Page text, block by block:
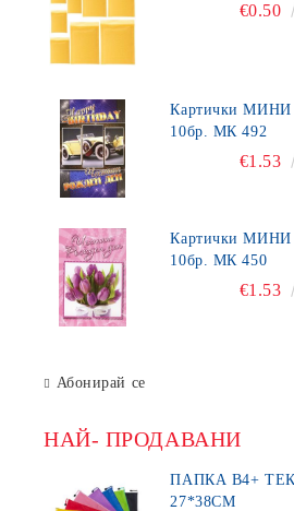
€0.50
Картички МИНИ ПЕНТАГРАМ К-
10бр. МК 492
€1.53
Картички МИНИ ПЕНТАГРАМ К-
10бр. МК 450
€1.53
Абонирай се
НАЙ- ПРОДАВАНИ
ПАПКА В4+ ТЕКСТИЛ С ЦИП
27*38СМ